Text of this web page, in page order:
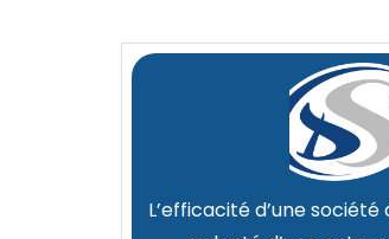
L’efficacité d’une